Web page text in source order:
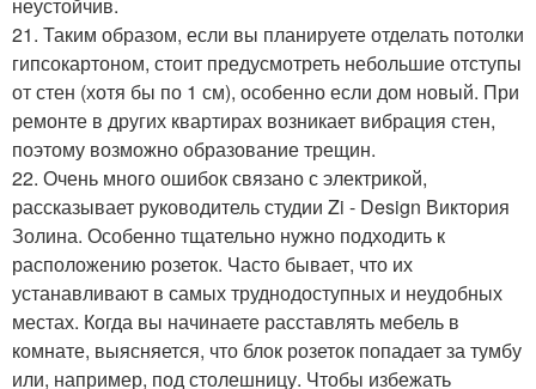
неустойчив.
21. Таким образом, если вы планируете отделать потолки
гипсокартоном, стоит предусмотреть небольшие отступы
от стен (хотя бы по 1 см), особенно если дом новый. При
ремонте в других квартирах возникает вибрация стен,
поэтому возможно образование трещин.
22. Очень много ошибок связано с электрикой,
рассказывает руководитель студии Zi - Design Виктория
Золина. Особенно тщательно нужно подходить к
расположению розеток. Часто бывает, что их
устанавливают в самых труднодоступных и неудобных
местах. Когда вы начинаете расставлять мебель в
комнате, выясняется, что блок розеток попадает за тумбу
или, например, под столешницу. Чтобы избежать